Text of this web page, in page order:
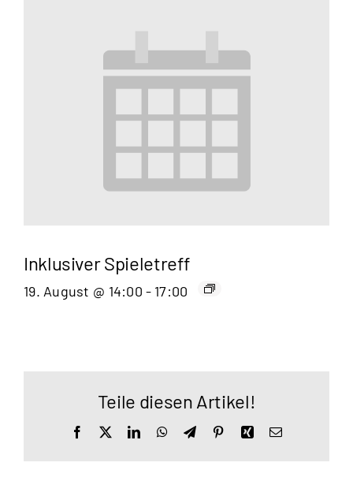
Inklusiver Spieletreff
19. August @ 14:00 - 17:00
Teile diesen Artikel!
Facebook LinkedInWhatsApp
TelegramPinterestXingE-